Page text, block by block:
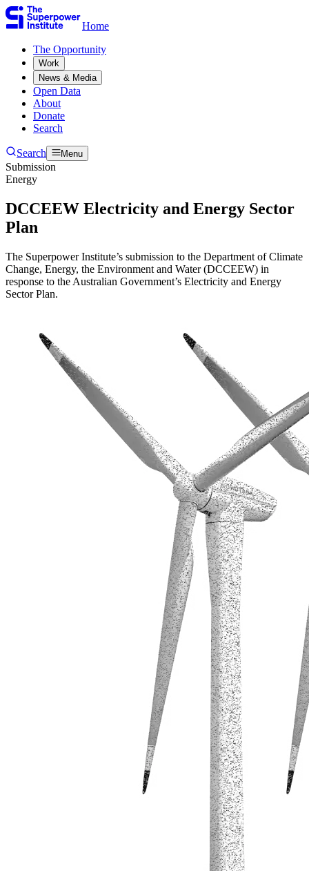
Home
The Opportunity​​​​‌ ‍ ​‍​‍‌‍ ‌ ​‍‌‍‍‌‌‍‌ ‌‍‍‌‌‍ ‍​‍​‍​ ‍‍​‍​‍‌ ​ ‌‍​‌‌‍ ‍‌‍‍‌‌ ‌​‌ ‍‌​‍ ‍‌‍‍‌‌‍ ​‍​‍​‍ ​​‍​‍‌‍‍​‌ ​‍‌‍‌‌‌‍‌‍​‍​‍​ ‍‍​‍​‍‌‍‍​‌ ‌​‌ ‌​‌ ​​​ ‍‍​‍ ​‍ ‌‍ ​‌‍ ‌‍​ ‌‍​‌‌‍ ​‌‍‍​‌‍ ‌ ​ ‌ ‌​​ ‍‍​ ​ ​ ​ ​ ​ ​ ​ ​‍ ‌‍‍‌‌‍ ‍‌ ‌​‌‍‌‌‌‍ ‍‌ ‌​​‍ ‌‍‌‌‌‍‌​‌‍‍‌‌ ‌​​‍ ‌‍ ‌‌‍ ‌‍‌​‌‍‌‌​ ‌‌ ​​‌ ​‍‌‍‌‌‌ ​ ‌‍‌‌‌‍ ‍‌ ‌​‌‍​‌‌ ‌​‌‍‍‌‌‍ ‌‍ ‍​ ‍ ‌‍‍‌‌‍‌​​ ‌​ ​‍​ ‌‍​ ‌‌​ ‌‍​ ​​‌‍‌‌​ ‍​​ ​​​‍ ‌​ ‌ ​ ‌​​ ‌‍​ ‌‌​‍ ‌​ ‌​​ ‍​​ ​ ​ ‍‌​‍ ‌​ ‍​​ ‌‍​ ​‍​ ‍‌​‍ ‌​ ‌‌​ ‌‌​ ‌ ​ ​‍‌‍‌‍​ ‍​​ ​‍​ ‍‌​ ‌‌​ ‍​​ ​​‌‍‌‌​ ‍ ‌ ‌​‌ ‍‌‌ ​​‌‍‌‌​ ‌‌ ​ ‌‍‌‌‌ ‌​‌ ‌​‌‍‍‌‌‍ ‍‌‍‌ ‌ ​ ​ ‍ ‌ ​​‌‍​‌‌ ‌​‌‍‍​​ ‌‌ ​ ‌‍‍‌‌ ‌​‌‍‌‌‌​ ‍‌‍​‌‌ ‌‍‌​‍‌‌ ‌​‌‍‌‌‌‍ ‌‌ ​ ​‍‌‌​ ‌‌‌​​‍‌‌ ‌‍‍ ‌‍‌‌‌ ‍‌​‍‌‌​ ​ ‌​‌​​‍‌‌​ ​ ‌​‌​​‍‌‌​ ​‍​ ​‍‌‍‌‌‌‍​‍‌‍‌‌‌‍​ ‌‍​‍‌‍​‌​ ​​​ ​​​ ​​​ ‌​​ ​​‌‍​ ​‍‌‌​ ​‍​ ​‍​‍‌‌​ ‌‌‌​‌​​‍ ‍‌‍ ​‌‍​‌‌‍​‍‌‍‌‌‌‍ ​​ ‌‍​‍‌‍​‌‌ ​ ‌‍‌‌‌‌‌‌‌ ​‍‌‍ ​​ ‌‌‍‍​‌ ‌​‌ ‌​‌ ​​​‍‌‌​ ​ ‌​​‌​‍‌‌​ ​‍‌​‌‍​‍‌‌​ ​‍‌​‌‍‌‍ ​‌‍ ‌‍​ ‌‍​‌‌‍ ​‌‍‍​‌‍ ‌ ​ ‌ ‌​​‍‌‌​ ​ ‌​​‌​ ​ ​ ​ ​ ​ ​ ​ ​‍‌‍‌‍‍‌‌‍‌​​ ‌​ ​‍​ ‌‍​ ‌‌​ ‌‍​ ​​‌‍‌‌​ ‍​​ ​​​‍ ‌​ ‌ ​ ‌​​ ‌‍​ ‌‌​‍ ‌​ ‌​​ ‍​​ ​ ​ ‍‌​‍ ‌​ ‍​​ ‌‍​ ​‍​ ‍‌​‍ ‌​ ‌‌​ ‌‌​ ‌ ​ ​‍‌‍‌‍​ ‍​​ ​‍​ ‍‌​ ‌‌​ ‍​​ ​​‌‍‌‌​‍‌‍‌ ‌​‌ ‍‌‌ ​​‌‍‌‌​ ‌‌ ​ ‌‍‌‌‌ ‌​‌ ‌​‌‍‍‌‌‍ ‍‌‍‌ ‌ ​ ​‍‌‍‌ ​​‌‍​‌‌ ‌​‌‍‍​​ ‌‌ ​ ‌‍‍‌‌ ‌​‌‍‌‌‌​ ‍‌‍​‌‌ ‌‍‌​‍‌‌ ‌​‌‍‌‌‌‍ ‌‌ ​ ​‍‌‌​ ‌‌‌​​‍‌‌ ‌‍‍ ‌‍‌‌‌ ‍‌​‍‌‌​ ​ ‌​‌​​‍‌‌​ ​ ‌​‌​​‍‌‌​ ​‍​ ​‍‌‍‌‌‌‍​‍‌‍‌‌‌‍​ ‌‍​‍‌‍​‌​ ​​​ ​​​ ​​​ ‌​​ ​​‌‍​ ​‍‌‌​ ​‍​ ​‍​‍‌‌​ ‌‌‌​‌​​‍ ‍‌‍ ​‌‍​‌‌‍​‍‌‍‌‌‌‍ ​​‍‌‍‌ ​​‌‍‌‌‌ ​‍‌ ​ ‌ ​​‌‍‌‌‌‍​ ‌ ‌​‌‍‍‌‌ ‌‍‌‍‌‌​ ‌‌ ​​‌ ‌‌‌‍​‍‌‍ ​‌‍‍‌‌ ​ ‌‍‍​‌‍‌‌‌‍‌​​‍​‍‌ ‌
Work​​​​‌ ‍ ​‍​‍‌‍ ‌ ​‍‌‍‍‌‌‍‌ ‌‍‍‌‌‍ ‍​‍​‍​ ‍‍​‍​‍‌ ​ ‌‍​‌‌‍ ‍‌‍‍‌‌ ‌​‌ ‍‌​‍ ‍‌‍‍‌‌‍ ​‍​‍​‍ ​​‍​‍‌‍‍​‌ ​‍‌‍‌‌‌‍‌‍​‍​‍​ ‍‍​‍​‍‌‍‍​‌ ‌​‌ ‌​‌ ​​​ ‍‍​‍ ​‍ ‌‍ ​‌‍ ‌‍​ ‌‍​‌‌‍ ​‌‍‍​‌‍ ‌ ​ ‌ ‌​​ ‍‍​ ​ ​ ​ ​ ​ ​ ​ ​‍ ‌‍‍‌‌‍ ‍‌ ‌​‌‍‌‌‌‍ ‍‌ ‌​​‍ ‌‍‌‌‌‍‌​‌‍‍‌‌ ‌​​‍ ‌‍ ‌‌‍ ‌‍‌​‌‍‌‌​ ‌‌ ​​‌ ​‍‌‍‌‌‌ ​ ‌‍‌‌‌‍ ‍‌ ‌​‌‍​‌‌ ‌​‌‍‍‌‌‍ ‌‍ ‍​ ‍ ‌‍‍‌‌‍‌​​ ‌​ ​‍​ ‌‍​ ‌‌​ ‌‍​ ​​‌‍‌‌​ ‍​​ ​​​‍ ‌​ ‌ ​ ‌​​ ‌‍​ ‌‌​‍ ‌​ ‌​​ ‍​​ ​ ​ ‍‌​‍ ‌​ ‍​​ ‌‍​ ​‍​ ‍‌​‍ ‌​ ‌‌​ ‌‌​ ‌ ​ ​‍‌‍‌‍​ ‍​​ ​‍​ ‍‌​ ‌‌​ ‍​​ ​​‌‍‌‌​ ‍ ‌ ‌​‌ ‍‌‌ ​​‌‍‌‌​ ‌‌ ​ ‌‍‌‌‌ ‌​‌ ‌​‌‍‍‌‌‍ ‍‌‍‌ ‌ ​ ​ ‍ ‌ ​​‌‍​‌‌ ‌​‌‍‍​​ ‌‌ ​ ‌‍‍‌‌ ‌​‌‍‌‌‌​ ‍‌‍​‌‌ ‌‍‌​‍‌‌ ‌​‌‍‌‌‌‍ ‌‌ ​ ​‍‌‌​ ‌‌‌​​‍‌‌ ‌‍‍ ‌‍‌‌‌ ‍‌​‍‌‌​ ​ ‌​‌​​‍‌‌​ ​ ‌​‌​​‍‌‌​ ​‍​ ​‍​ ‌‌​ ​​‌‍‌‍‌‍​‌‌‍‌​​ ‌‌​ ‌ ‌‍‌‍​ ‌ ‌‍​‌‌‍‌‌​ ​‍​ ‌ ​ ‌​‌‍‌‌​ ‍‌‌‍​ ​ ​​‌‍‌​​ ‍‌​ ​ ​ ‌‌​ ‌‌​ ​‍​ ‌ ​ ‌ ​ ‌‌‌‍‌​‌‍​‌​ ‍‌​ ​​​ ‌ ​‍‌‌​ ​‍​ ​‍​‍‌‌​ ‌‌‌​‌​​‍ ‍‌‍ ​‌‍​‌‌‍​‍‌‍‌‌‌‍ ​​ ‌‍​‍‌‍​‌‌ ​ ‌‍‌‌‌‌‌‌‌ ​‍‌‍ ​​ ‌‌‍‍​‌ ‌​‌ ‌​‌ ​​​‍‌‌​ ​ ‌​​‌​‍‌‌​ ​‍‌​‌‍​‍‌‌​ ​‍‌​‌‍‌‍ ​‌‍ ‌‍​ ‌‍​‌‌‍ ​‌‍‍​‌‍ ‌ ​ ‌ ‌​​‍‌‌​ ​ ‌​​‌​ ​ ​ ​ ​ ​ ​ ​ ​‍‌‍‌‍‍‌‌‍‌​​ ‌​ ​‍​ ‌‍​ ‌‌​ ‌‍​ ​​‌‍‌‌​ ‍​​ ​​​‍ ‌​ ‌ ​ ‌​​ ‌‍​ ‌‌​‍ ‌​ ‌​​ ‍​​ ​ ​ ‍‌​‍ ‌​ ‍​​ ‌‍​ ​‍​ ‍‌​‍ ‌​ ‌‌​ ‌‌​ ‌ ​ ​‍‌‍‌‍​ ‍​​ ​‍​ ‍‌​ ‌‌​ ‍​​ ​​‌‍‌‌​‍‌‍‌ ‌​‌ ‍‌‌ ​​‌‍‌‌​ ‌‌ ​ ‌‍‌‌‌ ‌​‌ ‌​‌‍‍‌‌‍ ‍‌‍‌ ‌ ​ ​‍‌‍‌ ​​‌‍​‌‌ ‌​‌‍‍​​ ‌‌ ​ ‌‍‍‌‌ ‌​‌‍‌‌‌​ ‍‌‍​‌‌ ‌‍‌​‍‌‌ ‌​‌‍‌‌‌‍ ‌‌ ​ ​‍‌‌​ ‌‌‌​​‍‌‌ ‌‍‍ ‌‍‌‌‌ ‍‌​‍‌‌​ ​ ‌​‌​​‍‌‌​ ​ ‌​‌​​‍‌‌​ ​‍​ ​‍​ ‌‌​ ​​‌‍‌‍‌‍​‌‌‍‌​​ ‌‌​ ‌ ‌‍‌‍​ ‌ ‌‍​‌‌‍‌‌​ ​‍​ ‌ ​ ‌​‌‍‌‌​ ‍‌‌‍​ ​ ​​‌‍‌​​ ‍‌​ ​ ​ ‌‌​ ‌‌​ ​‍​ ‌ ​ ‌ ​ ‌‌‌‍‌​‌‍​‌​ ‍‌​ ​​​ ‌ ​‍‌‌​ ​‍​ ​‍​‍‌‌​ ‌‌‌​‌​​‍ ‍‌‍ ​‌‍​‌‌‍​‍‌‍‌‌‌‍ ​​‍‌‍‌ ​​‌‍‌‌‌ ​‍‌ ​ ‌ ​​‌‍‌‌‌‍​ ‌ ‌​‌‍‍‌‌ ‌‍‌‍‌‌​ ‌‌ ​​‌ ‌‌‌‍​‍‌‍ ​‌‍‍‌‌ ​ ‌‍‍​‌‍‌‌‌‍‌​​‍​‍‌ ‌
News & Media​​​​‌ ‍ ​‍​‍‌‍ ‌ ​‍‌‍‍‌‌‍‌ ‌‍‍‌‌‍ ‍​‍​‍​ ‍‍​‍​‍‌ ​ ‌‍​‌‌‍ ‍‌‍‍‌‌ ‌​‌ ‍‌​‍ ‍‌‍‍‌‌‍ ​‍​‍​‍ ​​‍​‍‌‍‍​‌ ​‍‌‍‌‌‌‍‌‍​‍​‍​ ‍‍​‍​‍‌‍‍​‌ ‌​‌ ‌​‌ ​​​ ‍‍​‍ ​‍ ‌‍ ​‌‍ ‌‍​ ‌‍​‌‌‍ ​‌‍‍​‌‍ ‌ ​ ‌ ‌​​ ‍‍​ ​ ​ ​ ​ ​ ​ ​ ​‍ ‌‍‍‌‌‍ ‍‌ ‌​‌‍‌‌‌‍ ‍‌ ‌​​‍ ‌‍‌‌‌‍‌​‌‍‍‌‌ ‌​​‍ ‌‍ ‌‌‍ ‌‍‌​‌‍‌‌​ ‌‌ ​​‌ ​‍‌‍‌‌‌ ​ ‌‍‌‌‌‍ ‍‌ ‌​‌‍​‌‌ ‌​‌‍‍‌‌‍ ‌‍ ‍​ ‍ ‌‍‍‌‌‍‌​​ ‌​ ​‍​ ‌‍​ ‌‌​ ‌‍​ ​​‌‍‌‌​ ‍​​ ​​​‍ ‌​ ‌ ​ ‌​​ ‌‍​ ‌‌​‍ ‌​ ‌​​ ‍​​ ​ ​ ‍‌​‍ ‌​ ‍​​ ‌‍​ ​‍​ ‍‌​‍ ‌​ ‌‌​ ‌‌​ ‌ ​ ​‍‌‍‌‍​ ‍​​ ​‍​ ‍‌​ ‌‌​ ‍​​ ​​‌‍‌‌​ ‍ ‌ ‌​‌ ‍‌‌ ​​‌‍‌‌​ ‌‌ ​ ‌‍‌‌‌ ‌​‌ ‌​‌‍‍‌‌‍ ‍‌‍‌ ‌ ​ ​ ‍ ‌ ​​‌‍​‌‌ ‌​‌‍‍​​ ‌‌ ​ ‌‍‍‌‌ ‌​‌‍‌‌‌​ ‍‌‍​‌‌ ‌‍‌​‍‌‌ ‌​‌‍‌‌‌‍ ‌‌ ​ ​‍‌‌​ ‌‌‌​​‍‌‌ ‌‍‍ ‌‍‌‌‌ ‍‌​‍‌‌​ ​ ‌​‌​​‍‌‌​ ​ ‌​‌​​‍‌‌​ ​‍​ ​‍​ ​​​ ​ ​ ‌‌​ ‍‌​ ‌‍‌‍‌‌‌‍‌​‌‍‌‌​ ‍​​ ​​​ ‌ ​ ‌‌​‍‌‌​ ​‍​ ​‍​‍‌‌​ ‌‌‌​‌​​‍ ‍‌‍ ​‌‍​‌‌‍​‍‌‍‌‌‌‍ ​​ ‌‍​‍‌‍​‌‌ ​ ‌‍‌‌‌‌‌‌‌ ​‍‌‍ ​​ ‌‌‍‍​‌ ‌​‌ ‌​‌ ​​​‍‌‌​ ​ ‌​​‌​‍‌‌​ ​‍‌​‌‍​‍‌‌​ ​‍‌​‌‍‌‍ ​‌‍ ‌‍​ ‌‍​‌‌‍ ​‌‍‍​‌‍ ‌ ​ ‌ ‌​​‍‌‌​ ​ ‌​​‌​ ​ ​ ​ ​ ​ ​ ​ ​‍‌‍‌‍‍‌‌‍‌​​ ‌​ ​‍​ ‌‍​ ‌‌​ ‌‍​ ​​‌‍‌‌​ ‍​​ ​​​‍ ‌​ ‌ ​ ‌​​ ‌‍​ ‌‌​‍ ‌​ ‌​​ ‍​​ ​ ​ ‍‌​‍ ‌​ ‍​​ ‌‍​ ​‍​ ‍‌​‍ ‌​ ‌‌​ ‌‌​ ‌ ​ ​‍‌‍‌‍​ ‍​​ ​‍​ ‍‌​ ‌‌​ ‍​​ ​​‌‍‌‌​‍‌‍‌ ‌​‌ ‍‌‌ ​​‌‍‌‌​ ‌‌ ​ ‌‍‌‌‌ ‌​‌ ‌​‌‍‍‌‌‍ ‍‌‍‌ ‌ ​ ​‍‌‍‌ ​​‌‍​‌‌ ‌​‌‍‍​​ ‌‌ ​ ‌‍‍‌‌ ‌​‌‍‌‌‌​ ‍‌‍​‌‌ ‌‍‌​‍‌‌ ‌​‌‍‌‌‌‍ ‌‌ ​ ​‍‌‌​ ‌‌‌​​‍‌‌ ‌‍‍ ‌‍‌‌‌ ‍‌​‍‌‌​ ​ ‌​‌​​‍‌‌​ ​ ‌​‌​​‍‌‌​ ​‍​ ​‍​ ​​​ ​ ​ ‌‌​ ‍‌​ ‌‍‌‍‌‌‌‍‌​‌‍‌‌​ ‍​​ ​​​ ‌ ​ ‌‌​‍‌‌​ ​‍​ ​‍​‍‌‌​ ‌‌‌​‌​​‍ ‍‌‍ ​‌‍​‌‌‍​‍‌‍‌‌‌‍ ​​‍‌‍‌ ​​‌‍‌‌‌ ​‍‌ ​ ‌ ​​‌‍‌‌‌‍​ ‌ ‌​‌‍‍‌‌ ‌‍‌‍‌‌​ ‌‌ ​​‌ ‌‌‌‍​‍‌‍ ​‌‍‍‌‌ ​ ‌‍‍​‌‍‌‌‌‍‌​​‍​‍‌ ‌
Open Data​​​​‌ ‍ ​‍​‍‌‍ ‌ ​‍‌‍‍‌‌‍‌ ‌‍‍‌‌‍ ‍​‍​‍​ ‍‍​‍​‍‌ ​ ‌‍​‌‌‍ ‍‌‍‍‌‌ ‌​‌ ‍‌​‍ ‍‌‍‍‌‌‍ ​‍​‍​‍ ​​‍​‍‌‍‍​‌ ​‍‌‍‌‌‌‍‌‍​‍​‍​ ‍‍​‍​‍‌‍‍​‌ ‌​‌ ‌​‌ ​​​ ‍‍​‍ ​‍ ‌‍ ​‌‍ ‌‍​ ‌‍​‌‌‍ ​‌‍‍​‌‍ ‌ ​ ‌ ‌​​ ‍‍​ ​ ​ ​ ​ ​ ​ ​ ​‍ ‌‍‍‌‌‍ ‍‌ ‌​‌‍‌‌‌‍ ‍‌ ‌​​‍ ‌‍‌‌‌‍‌​‌‍‍‌‌ ‌​​‍ ‌‍ ‌‌‍ ‌‍‌​‌‍‌‌​ ‌‌ ​​‌ ​‍‌‍‌‌‌ ​ ‌‍‌‌‌‍ ‍‌ ‌​‌‍​‌‌ ‌​‌‍‍‌‌‍ ‌‍ ‍​ ‍ ‌‍‍‌‌‍‌​​ ‌​ ​‍​ ‌‍​ ‌‌​ ‌‍​ ​​‌‍‌‌​ ‍​​ ​​​‍ ‌​ ‌ ​ ‌​​ ‌‍​ ‌‌​‍ ‌​ ‌​​ ‍​​ ​ ​ ‍‌​‍ ‌​ ‍​​ ‌‍​ ​‍​ ‍‌​‍ ‌​ ‌‌​ ‌‌​ ‌ ​ ​‍‌‍‌‍​ ‍​​ ​‍​ ‍‌​ ‌‌​ ‍​​ ​​‌‍‌‌​ ‍ ‌ ‌​‌ ‍‌‌ ​​‌‍‌‌​ ‌‌ ​ ‌‍‌‌‌ ‌​‌ ‌​‌‍‍‌‌‍ ‍‌‍‌ ‌ ​ ​ ‍ ‌ ​​‌‍​‌‌ ‌​‌‍‍​​ ‌‌ ​ ‌‍‍‌‌ ‌​‌‍‌‌‌​ ‍‌‍​‌‌ ‌‍‌​‍‌‌ ‌​‌‍‌‌‌‍ ‌‌ ​ ​‍‌‌​ ‌‌‌​​‍‌‌ ‌‍‍ ‌‍‌‌‌ ‍‌​‍‌‌​ ​ ‌​‌​​‍‌‌​ ​ ‌​‌​​‍‌‌​ ​‍​ ​‍​ ‍​‌‍‌‍‌‍‌​​ ​ ​ ‍​‌‍​‍‌‍‌‌‌‍​ ​ ​‍‌‍​‍​ ‍‌​ ​ ​‍‌‌​ ​‍​ ​‍​‍‌‌​ ‌‌‌​‌​​‍ ‍‌‍ ​‌‍​‌‌‍​‍‌‍‌‌‌‍ ​​ ‌‍​‍‌‍​‌‌ ​ ‌‍‌‌‌‌‌‌‌ ​‍‌‍ ​​ ‌‌‍‍​‌ ‌​‌ ‌​‌ ​​​‍‌‌​ ​ ‌​​‌​‍‌‌​ ​‍‌​‌‍​‍‌‌​ ​‍‌​‌‍‌‍ ​‌‍ ‌‍​ ‌‍​‌‌‍ ​‌‍‍​‌‍ ‌ ​ ‌ ‌​​‍‌‌​ ​ ‌​​‌​ ​ ​ ​ ​ ​ ​ ​ ​‍‌‍‌‍‍‌‌‍‌​​ ‌​ ​‍​ ‌‍​ ‌‌​ ‌‍​ ​​‌‍‌‌​ ‍​​ ​​​‍ ‌​ ‌ ​ ‌​​ ‌‍​ ‌‌​‍ ‌​ ‌​​ ‍​​ ​ ​ ‍‌​‍ ‌​ ‍​​ ‌‍​ ​‍​ ‍‌​‍ ‌​ ‌‌​ ‌‌​ ‌ ​ ​‍‌‍‌‍​ ‍​​ ​‍​ ‍‌​ ‌‌​ ‍​​ ​​‌‍‌‌​‍‌‍‌ ‌​‌ ‍‌‌ ​​‌‍‌‌​ ‌‌ ​ ‌‍‌‌‌ ‌​‌ ‌​‌‍‍‌‌‍ ‍‌‍‌ ‌ ​ ​‍‌‍‌ ​​‌‍​‌‌ ‌​‌‍‍​​ ‌‌ ​ ‌‍‍‌‌ ‌​‌‍‌‌‌​ ‍‌‍​‌‌ ‌‍‌​‍‌‌ ‌​‌‍‌‌‌‍ ‌‌ ​ ​‍‌‌​ ‌‌‌​​‍‌‌ ‌‍‍ ‌‍‌‌‌ ‍‌​‍‌‌​ ​ ‌​‌​​‍‌‌​ ​ ‌​‌​​‍‌‌​ ​‍​ ​‍​ ‍​‌‍‌‍‌‍‌​​ ​ ​ ‍​‌‍​‍‌‍‌‌‌‍​ ​ ​‍‌‍​‍​ ‍‌​ ​ ​‍‌‌​ ​‍​ ​‍​‍‌‌​ ‌‌‌​‌​​‍ ‍‌‍ ​‌‍​‌‌‍​‍‌‍‌‌‌‍ ​​‍‌‍‌ ​​‌‍‌‌‌ ​‍‌ ​ ‌ ​​‌‍‌‌‌‍​ ‌ ‌​‌‍‍‌‌ ‌‍‌‍‌‌​ ‌‌ ​​‌ ‌‌‌‍​‍‌‍ ​‌‍‍‌‌ ​ ‌‍‍​‌‍‌‌‌‍‌​​‍​‍‌ ‌
About​​​​‌ ‍ ​‍​‍‌‍ ‌ ​‍‌‍‍‌‌‍‌ ‌‍‍‌‌‍ ‍​‍​‍​ ‍‍​‍​‍‌ ​ ‌‍​‌‌‍ ‍‌‍‍‌‌ ‌​‌ ‍‌​‍ ‍‌‍‍‌‌‍ ​‍​‍​‍ ​​‍​‍‌‍‍​‌ ​‍‌‍‌‌‌‍‌‍​‍​‍​ ‍‍​‍​‍‌‍‍​‌ ‌​‌ ‌​‌ ​​​ ‍‍​‍ ​‍ ‌‍ ​‌‍ ‌‍​ ‌‍​‌‌‍ ​‌‍‍​‌‍ ‌ ​ ‌ ‌​​ ‍‍​ ​ ​ ​ ​ ​ ​ ​ ​‍ ‌‍‍‌‌‍ ‍‌ ‌​‌‍‌‌‌‍ ‍‌ ‌​​‍ ‌‍‌‌‌‍‌​‌‍‍‌‌ ‌​​‍ ‌‍ ‌‌‍ ‌‍‌​‌‍‌‌​ ‌‌ ​​‌ ​‍‌‍‌‌‌ ​ ‌‍‌‌‌‍ ‍‌ ‌​‌‍​‌‌ ‌​‌‍‍‌‌‍ ‌‍ ‍​ ‍ ‌‍‍‌‌‍‌​​ ‌​ ​‍​ ‌‍​ ‌‌​ ‌‍​ ​​‌‍‌‌​ ‍​​ ​​​‍ ‌​ ‌ ​ ‌​​ ‌‍​ ‌‌​‍ ‌​ ‌​​ ‍​​ ​ ​ ‍‌​‍ ‌​ ‍​​ ‌‍​ ​‍​ ‍‌​‍ ‌​ ‌‌​ ‌‌​ ‌ ​ ​‍‌‍‌‍​ ‍​​ ​‍​ ‍‌​ ‌‌​ ‍​​ ​​‌‍‌‌​ ‍ ‌ ‌​‌ ‍‌‌ ​​‌‍‌‌​ ‌‌ ​ ‌‍‌‌‌ ‌​‌ ‌​‌‍‍‌‌‍ ‍‌‍‌ ‌ ​ ​ ‍ ‌ ​​‌‍​‌‌ ‌​‌‍‍​​ ‌‌ ​ ‌‍‍‌‌ ‌​‌‍‌‌‌​ ‍‌‍​‌‌ ‌‍‌​‍‌‌ ‌​‌‍‌‌‌‍ ‌‌ ​ ​‍‌‌​ ‌‌‌​​‍‌‌ ‌‍‍ ‌‍‌‌‌ ‍‌​‍‌‌​ ​ ‌​‌​​‍‌‌​ ​ ‌​‌​​‍‌‌​ ​‍​ ​‍​ ‌‍​ ​ ‌‍‌‌‌‍​‌‌‍​‍‌‍‌​‌‍‌‌​ ​​​ ‌‍​ ‌ ​ ‌ ​ ‌‌​‍‌‌​ ​‍​ ​‍​‍‌‌​ ‌‌‌​‌​​‍ ‍‌‍ ​‌‍​‌‌‍​‍‌‍‌‌‌‍ ​​ ‌‍​‍‌‍​‌‌ ​ ‌‍‌‌‌‌‌‌‌ ​‍‌‍ ​​ ‌‌‍‍​‌ ‌​‌ ‌​‌ ​​​‍‌‌​ ​ ‌​​‌​‍‌‌​ ​‍‌​‌‍​‍‌‌​ ​‍‌​‌‍‌‍ ​‌‍ ‌‍​ ‌‍​‌‌‍ ​‌‍‍​‌‍ ‌ ​ ‌ ‌​​‍‌‌​ ​ ‌​​‌​ ​ ​ ​ ​ ​ ​ ​ ​‍‌‍‌‍‍‌‌‍‌​​ ‌​ ​‍​ ‌‍​ ‌‌​ ‌‍​ ​​‌‍‌‌​ ‍​​ ​​​‍ ‌​ ‌ ​ ‌​​ ‌‍​ ‌‌​‍ ‌​ ‌​​ ‍​​ ​ ​ ‍‌​‍ ‌​ ‍​​ ‌‍​ ​‍​ ‍‌​‍ ‌​ ‌‌​ ‌‌​ ‌ ​ ​‍‌‍‌‍​ ‍​​ ​‍​ ‍‌​ ‌‌​ ‍​​ ​​‌‍‌‌​‍‌‍‌ ‌​‌ ‍‌‌ ​​‌‍‌‌​ ‌‌ ​ ‌‍‌‌‌ ‌​‌ ‌​‌‍‍‌‌‍ ‍‌‍‌ ‌ ​ ​‍‌‍‌ ​​‌‍​‌‌ ‌​‌‍‍​​ ‌‌ ​ ‌‍‍‌‌ ‌​‌‍‌‌‌​ ‍‌‍​‌‌ ‌‍‌​‍‌‌ ‌​‌‍‌‌‌‍ ‌‌ ​ ​‍‌‌​ ‌‌‌​​‍‌‌ ‌‍‍ ‌‍‌‌‌ ‍‌​‍‌‌​ ​ ‌​‌​​‍‌‌​ ​ ‌​‌​​‍‌‌​ ​‍​ ​‍​ ‌‍​ ​ ‌‍‌‌‌‍​‌‌‍​‍‌‍‌​‌‍‌‌​ ​​​ ‌‍​ ‌ ​ ‌ ​ ‌‌​‍‌‌​ ​‍​ ​‍​‍‌‌​ ‌‌‌​‌​​‍ ‍‌‍ ​‌‍​‌‌‍​‍‌‍‌‌‌‍ ​​‍‌‍‌ ​​‌‍‌‌‌ ​‍‌ ​ ‌ ​​‌‍‌‌‌‍​ ‌ ‌​‌‍‍‌‌ ‌‍‌‍‌‌​ ‌‌ ​​‌ ‌‌‌‍​‍‌‍ ​‌‍‍‌‌ ​ ‌‍‍​‌‍‌‌‌‍‌​​‍​‍‌ ‌
Donate​​​​‌ ‍ ​‍​‍‌‍ ‌ ​‍‌‍‍‌‌‍‌ ‌‍‍‌‌‍ ‍​‍​‍​ ‍‍​‍​‍‌ ​ ‌‍​‌‌‍ ‍‌‍‍‌‌ ‌​‌ ‍‌​‍ ‍‌‍‍‌‌‍ ​‍​‍​‍ ​​‍​‍‌‍‍​‌ ​‍‌‍‌‌‌‍‌‍​‍​‍​ ‍‍​‍​‍‌‍‍​‌ ‌​‌ ‌​‌ ​​​ ‍‍​‍ ​‍ ‌‍ ​‌‍ ‌‍​ ‌‍​‌‌‍ ​‌‍‍​‌‍ ‌ ​ ‌ ‌​​ ‍‍​ ​ ​ ​ ​ ​ ​ ​ ​‍ ‌‍‍‌‌‍ ‍‌ ‌​‌‍‌‌‌‍ ‍‌ ‌​​‍ ‌‍‌‌‌‍‌​‌‍‍‌‌ ‌​​‍ ‌‍ ‌‌‍ ‌‍‌​‌‍‌‌​ ‌‌ ​​‌ ​‍‌‍‌‌‌ ​ ‌‍‌‌‌‍ ‍‌ ‌​‌‍​‌‌ ‌​‌‍‍‌‌‍ ‌‍ ‍​ ‍ ‌‍‍‌‌‍‌​​ ‌​ ​‍​ ‌‍​ ‌‌​ ‌‍​ ​​‌‍‌‌​ ‍​​ ​​​‍ ‌​ ‌ ​ ‌​​ ‌‍​ ‌‌​‍ ‌​ ‌​​ ‍​​ ​ ​ ‍‌​‍ ‌​ ‍​​ ‌‍​ ​‍​ ‍‌​‍ ‌​ ‌‌​ ‌‌​ ‌ ​ ​‍‌‍‌‍​ ‍​​ ​‍​ ‍‌​ ‌‌​ ‍​​ ​​‌‍‌‌​ ‍ ‌ ‌​‌ ‍‌‌ ​​‌‍‌‌​ ‌‌ ​ ‌‍‌‌‌ ‌​‌ ‌​‌‍‍‌‌‍ ‍‌‍‌ ‌ ​ ​ ‍ ‌ ​​‌‍​‌‌ ‌​‌‍‍​​ ‌‌ ​ ‌‍‍‌‌ ‌​‌‍‌‌‌​ ‍‌‍​‌‌ ‌‍‌​‍‌‌ ‌​‌‍‌‌‌‍ ‌‌ ​ ​‍‌‌​ ‌‌‌​​‍‌‌ ‌‍‍ ‌‍‌‌‌ ‍‌​‍‌‌​ ​ ‌​‌​​‍‌‌​ ​ ‌​‌​​‍‌‌​ ​‍​ ​‍​ ‌​​ ‍‌​ ‌‍​ ​ ​ ‍​‌‍​ ​ ‌‌​ ​‍‌‍‌‌​ ​‍​ ‌‌‌‍‌‌​‍‌‌​ ​‍​ ​‍​‍‌‌​ ‌‌‌​‌​​‍ ‍‌‍ ​‌‍​‌‌‍​‍‌‍‌‌‌‍ ​​ ‌‍​‍‌‍​‌‌ ​ ‌‍‌‌‌‌‌‌‌ ​‍‌‍ ​​ ‌‌‍‍​‌ ‌​‌ ‌​‌ ​​​‍‌‌​ ​ ‌​​‌​‍‌‌​ ​‍‌​‌‍​‍‌‌​ ​‍‌​‌‍‌‍ ​‌‍ ‌‍​ ‌‍​‌‌‍ ​‌‍‍​‌‍ ‌ ​ ‌ ‌​​‍‌‌​ ​ ‌​​‌​ ​ ​ ​ ​ ​ ​ ​ ​‍‌‍‌‍‍‌‌‍‌​​ ‌​ ​‍​ ‌‍​ ‌‌​ ‌‍​ ​​‌‍‌‌​ ‍​​ ​​​‍ ‌​ ‌ ​ ‌​​ ‌‍​ ‌‌​‍ ‌​ ‌​​ ‍​​ ​ ​ ‍‌​‍ ‌​ ‍​​ ‌‍​ ​‍​ ‍‌​‍ ‌​ ‌‌​ ‌‌​ ‌ ​ ​‍‌‍‌‍​ ‍​​ ​‍​ ‍‌​ ‌‌​ ‍​​ ​​‌‍‌‌​‍‌‍‌ ‌​‌ ‍‌‌ ​​‌‍‌‌​ ‌‌ ​ ‌‍‌‌‌ ‌​‌ ‌​‌‍‍‌‌‍ ‍‌‍‌ ‌ ​ ​‍‌‍‌ ​​‌‍​‌‌ ‌​‌‍‍​​ ‌‌ ​ ‌‍‍‌‌ ‌​‌‍‌‌‌​ ‍‌‍​‌‌ ‌‍‌​‍‌‌ ‌​‌‍‌‌‌‍ ‌‌ ​ ​‍‌‌​ ‌‌‌​​‍‌‌ ‌‍‍ ‌‍‌‌‌ ‍‌​‍‌‌​ ​ ‌​‌​​‍‌‌​ ​ ‌​‌​​‍‌‌​ ​‍​ ​‍​ ‌​​ ‍‌​ ‌‍​ ​ ​ ‍​‌‍​ ​ ‌‌​ ​‍‌‍‌‌​ ​‍​ ‌‌‌‍‌‌​‍‌‌​ ​‍​ ​‍​‍‌‌​ ‌‌‌​‌​​‍ ‍‌‍ ​‌‍​‌‌‍​‍‌‍‌‌‌‍ ​​‍‌‍‌ ​​‌‍‌‌‌ ​‍‌ ​ ‌ ​​‌‍‌‌‌‍​ ‌ ‌​‌‍‍‌‌ ‌‍‌‍‌‌​ ‌‌ ​​‌ ‌‌‌‍​‍‌‍ ​‌‍‍‌‌ ​ ‌‍‍​‌‍‌‌‌‍‌​​‍​‍‌ ‌
Search
Search Menu
Submission
Energy​​​​‌ ‍ ​‍​‍‌‍ ‌ ​‍‌‍‍‌‌‍‌ ‌‍‍‌‌‍ ‍​‍​‍​ ‍‍​‍​‍‌ ​ ‌‍​‌‌‍ ‍‌‍‍‌‌ ‌​‌ ‍‌​‍ ‍‌‍‍‌‌‍ ​‍​‍​‍ ​​‍​‍‌‍‍​‌ ​‍‌‍‌‌‌‍‌‍​‍​‍​ ‍‍​‍​‍‌‍‍​‌ ‌​‌ ‌​‌ ​​​ ‍‍​‍ ​‍ ‌‍ ​‌‍ ‌‍​ ‌‍​‌‌‍ ​‌‍‍​‌‍ ‌ ​ ‌ ‌​​ ‍‍​ ​ ​ ​ ​ ​ ​ ​ ​‍ ‌‍‍‌‌‍ ‍‌ ‌​‌‍‌‌‌‍ ‍‌ ‌​​‍ ‌‍‌‌‌‍‌​‌‍‍‌‌ ‌​​‍ ‌‍ ‌‌‍ ‌‍‌​‌‍‌‌​ ‌‌ ​​‌ ​‍‌‍‌‌‌ ​ ‌‍‌‌‌‍ ‍‌ ‌​‌‍​‌‌ ‌​‌‍‍‌‌‍ ‌‍ ‍​ ‍ ‌‍‍‌‌‍‌​​ ‌​ ‌ ​ ‌‍‌‍​ ​ ‌​‌‍​‌​ ‍​‌‍‌‍​ ‌ ​‍ ‌‌‍​ ​ ​​​ ‌‍‌‍​ ​‍ ‌​ ‌​​ ‍​​ ‌‍‌‍​‍​‍ ‌‌‍​‌​ ​‍​ ​ ​ ​‌​‍ ‌​ ‌‍‌‍​‍‌‍‌‌‌‍‌‍‌‍‌​​ ​‍​ ‌ ​ ​ ​ ‌‌​ ​‍​ ‌ ‌‍‌‌​ ‍ ‌ ‌​‌ ‍‌‌ ​​‌‍‌‌​ ‌‌ ‌​‌‍‍​‌‍‌‌‌‍ ‌‌‍‌‌​ ‍ ‌ ​​‌‍​‌‌ ‌​‌‍‍​​ ‌‌‍ ‍‌‍​‌‌‍ ‌‌‍‌‌​ ‌‍​‍‌‍​‌‌ ​ ‌‍‌‌‌‌‌‌‌ ​‍‌‍ ​​ ‌‌‍‍​‌ ‌​‌ ‌​‌ ​​​‍‌‌​ ​ ‌​​‌​‍‌‌​ ​‍‌​‌‍​‍‌‌​ ​‍‌​‌‍‌‍ ​‌‍ ‌‍​ ‌‍​‌‌‍ ​‌‍‍​‌‍ ‌ ​ ‌ ‌​​‍‌‌​ ​ ‌​​‌​ ​ ​ ​ ​ ​ ​ ​ ​‍‌‍‌‍‍‌‌‍‌​​ ‌​ ‌ ​ ‌‍‌‍​ ​ ‌​‌‍​‌​ ‍​‌‍‌‍​ ‌ ​‍ ‌‌‍​ ​ ​​​ ‌‍‌‍​ ​‍ ‌​ ‌​​ ‍​​ ‌‍‌‍​‍​‍ ‌‌‍​‌​ ​‍​ ​ ​ ​‌​‍ ‌​ ‌‍‌‍​‍‌‍‌‌‌‍‌‍‌‍‌​​ ​‍​ ‌ ​ ​ ​ ‌‌​ ​‍​ ‌ ‌‍‌‌​‍‌‍‌ ‌​‌ ‍‌‌ ​​‌‍‌‌​ ‌‌ ‌​‌‍‍​‌‍‌‌‌‍ ‌‌‍‌‌​‍‌‍‌ ​​‌‍​‌‌ ‌​‌‍‍​​ ‌‌‍ ‍‌‍​‌‌‍ ‌‌‍‌‌​‍‌‍‌ ​​‌‍‌‌‌ ​‍‌ ​ ‌ ​​‌‍‌‌‌‍​ ‌ ‌​‌‍‍‌‌ ‌‍‌‍‌‌​ ‌‌ ​​‌ ‌‌‌‍​‍‌‍ ​‌‍‍‌‌ ​ ‌‍‍​‌‍‌‌‌‍‌​​‍​‍‌ ‌
DCCEEW Electricity and Energy Sector
Plan​​​​‌ ‍ ​‍​‍‌‍ ‌ ​‍‌‍‍‌‌‍‌ ‌‍‍‌‌‍ ‍​‍​‍​ ‍‍​‍​‍‌ ​ ‌‍​‌‌‍ ‍‌‍‍‌‌ ‌​‌ ‍‌​‍ ‍‌‍‍‌‌‍ ​‍​‍​‍ ​​‍​‍‌‍‍​‌ ​‍‌‍‌‌‌‍‌‍​‍​‍​ ‍‍​‍​‍‌‍‍​‌ ‌​‌ ‌​‌ ​​​ ‍‍​‍ ​‍ ‌‍ ​‌‍ ‌‍​ ‌‍​‌‌‍ ​‌‍‍​‌‍ ‌ ​ ‌ ‌​​ ‍‍​ ​ ​ ​ ​ ​ ​ ​ ​‍ ‌‍‍‌‌‍ ‍‌ ‌​‌‍‌‌‌‍ ‍‌ ‌​​‍ ‌‍‌‌‌‍‌​‌‍‍‌‌ ‌​​‍ ‌‍ ‌‌‍ ‌‍‌​‌‍‌‌​ ‌‌ ​​‌ ​‍‌‍‌‌‌ ​ ‌‍‌‌‌‍ ‍‌ ‌​‌‍​‌‌ ‌​‌‍‍‌‌‍ ‌‍ ‍​ ‍ ‌‍‍‌‌‍‌​​ ‌​ ‌ ​ ​‌​ ​ ‌‍​ ​ ​‌​ ‌​​ ‌ ‌‍​‌​‍ ‌​ ‌‍‌‍‌‌‌‍‌​​ ‌‌​‍ ‌​ ‌​‌‍​ ‌‍​‍​ ‌‌​‍ ‌‌‍​‌​ ‌​​ ‌ ​ ​ ​‍ ‌​ ​‍‌‍​‍​ ​​‌‍​‍​ ‌‌‌‍​‍​ ​ ‌‍‌‍​ ​​​ ‌‍​ ​‌​ ‍‌​ ‍ ‌ ‌​‌ ‍‌‌ ​​‌‍‌‌​ ‌‌ ‌ ‌‍ ‌ ​‍‌‍‍ ​ ‍ ‌ ​​‌‍​‌‌ ‌​‌‍‍​​ ‌‌ ‌​‌‍‍‌‌ ‌​‌‍ ​‌‍‌‌​ ‌‍​‍‌‍​‌‌ ​ ‌‍‌‌‌‌‌‌‌ ​‍‌‍ ​​ ‌‌‍‍​‌ ‌​‌ ‌​‌ ​​​‍‌‌​ ​ ‌​​‌​‍‌‌​ ​‍‌​‌‍​‍‌‌​ ​‍‌​‌‍‌‍ ​‌‍ ‌‍​ ‌‍​‌‌‍ ​‌‍‍​‌‍ ‌ ​ ‌ ‌​​‍‌‌​ ​ ‌​​‌​ ​ ​ ​ ​ ​ ​ ​ ​‍‌‍‌‍‍‌‌‍‌​​ ‌​ ‌ ​ ​‌​ ​ ‌‍​ ​ ​‌​ ‌​​ ‌ ‌‍​‌​‍ ‌​ ‌‍‌‍‌‌‌‍‌​​ ‌‌​‍ ‌​ ‌​‌‍​ ‌‍​‍​ ‌‌​‍ ‌‌‍​‌​ ‌​​ ‌ ​ ​ ​‍ ‌​ ​‍‌‍​‍​ ​​‌‍​‍​ ‌‌‌‍​‍​ ​ ‌‍‌‍​ ​​​ ‌‍​ ​‌​ ‍‌​‍‌‍‌ ‌​‌ ‍‌‌ ​​‌‍‌‌​ ‌‌ ‌ ‌‍ ‌ ​‍‌‍‍ ​‍‌‍‌ ​​‌‍​‌‌ ‌​‌‍‍​​ ‌‌ ‌​‌‍‍‌‌ ‌​‌‍ ​‌‍‌‌​‍‌‍‌ ​​‌‍‌‌‌ ​‍‌ ​ ‌ ​​‌‍‌‌‌‍​ ‌ ‌​‌‍‍‌‌ ‌‍‌‍‌‌​ ‌‌ ​​‌ ‌‌‌‍​‍‌‍ ​‌‍‍‌‌ ​ ‌‍‍​‌‍‌‌‌‍‌​​‍​‍‌ ‌
The Superpower Institute’s submission to the Department of Climate
Change, Energy, the Environment and Water (DCCEEW) in
response to the Australian Government’s Electricity and Energy
Sector Plan.​​​​‌ ‍ ​‍​‍‌‍ ‌ ​‍‌‍‍‌‌‍‌ ‌‍‍‌‌‍ ‍​‍​‍​ ‍‍​‍​‍‌ ​ ‌‍​‌‌‍ ‍‌‍‍‌‌ ‌​‌ ‍‌​‍ ‍‌‍‍‌‌‍ ​‍​‍​‍ ​​‍​‍‌‍‍​‌ ​‍‌‍‌‌‌‍‌‍​‍​‍​ ‍‍​‍​‍‌‍‍​‌ ‌​‌ ‌​‌ ​​​ ‍‍​‍ ​‍ ‌‍ ​‌‍ ‌‍​ ‌‍​‌‌‍ ​‌‍‍​‌‍ ‌ ​ ‌ ‌​​ ‍‍​ ​ ​ ​ ​ ​ ​ ​ ​‍ ‌‍‍‌‌‍ ‍‌ ‌​‌‍‌‌‌‍ ‍‌ ‌​​‍ ‌‍‌‌‌‍‌​‌‍‍‌‌ ‌​​‍ ‌‍ ‌‌‍ ‌‍‌​‌‍‌‌​ ‌‌ ​​‌ ​‍‌‍‌‌‌ ​ ‌‍‌‌‌‍ ‍‌ ‌​‌‍​‌‌ ‌​‌‍‍‌‌‍ ‌‍ ‍​ ‍ ‌‍‍‌‌‍‌​​ ‌​ ‌ ​ ​‌​ ​ ‌‍​ ​ ​‌​ ‌​​ ‌ ‌‍​‌​‍ ‌​ ‌‍‌‍‌‌‌‍‌​​ ‌‌​‍ ‌​ ‌​‌‍​ ‌‍​‍​ ‌‌​‍ ‌‌‍​‌​ ‌​​ ‌ ​ ​ ​‍ ‌​ ​‍‌‍​‍​ ​​‌‍​‍​ ‌‌‌‍​‍​ ​ ‌‍‌‍​ ​​​ ‌‍​ ​‌​ ‍‌​ ‍ ‌ ‌​‌ ‍‌‌ ​​‌‍‌‌​ ‌‌ ‌ ‌‍ ‌ ​‍‌‍‍ ​ ‍ ‌ ​​‌‍​‌‌ ‌​‌‍‍​​ ‌‌‍‌​‌‍‌‌‌ ​ ‌‍​ ‌ ​‍‌‍‍‌‌ ​​‌ ‌​‌‍‍‌‌‍ ‌‍ ‍​‍‌‌​ ‌‌‌​​‍‌‌ ‌‍‍ ‌‍‌‌‌ ‍‌​‍‌‌​ ​ ‌​‌​​‍‌‌​ ​ ‌​‌​​‍‌‌​ ​‍​ ​‍​ ​‌​ ​‌‌‍​ ​ ‌‍​ ‌​‌‍‌​​ ​‍‌‍‌‌‌‍​ ​ ‌‌‌‍​‌​ ​ ​‍‌‌​ ​‍​ ​‍​‍‌‌​ ‌‌‌​‌​​‍ ‍‌‍​ ‌‍‍​‌‍‍‌‌‍ ​‌‍‌​‌ ​‍‌‍‌‌‌‍ ‍​‍‌‌​ ‌‌‌​​‍‌‌ ‌‍‍ ‌‍‌‌‌ ‍‌​‍‌‌​ ​ ‌​‌​​‍‌‌​ ​ ‌​‌​​‍‌‌​ ​‍​ ​‍‌‍​‍​ ‌​‌‍‌​‌‍​ ​ ​ ​ ​​‌‍​‌​ ‌​‌‍​‌​ ‌ ‌‍‌‌‌‍‌‍​ ​​​‍‌‌​ ​‍​ ​‍​‍‌‌​ ‌‌‌​‌​​‍ ‍‌ ‌​‌‍‌‌‌ ‍​‌ ‌​​ ‌‍​‍‌‍​‌‌ ​ ‌‍‌‌‌‌‌‌‌ ​‍‌‍ ​​ ‌‌‍‍​‌ ‌​‌ ‌​‌ ​​​‍‌‌​ ​ ‌​​‌​‍‌‌​ ​‍‌​‌‍​‍‌‌​ ​‍‌​‌‍‌‍ ​‌‍ ‌‍​ ‌‍​‌‌‍ ​‌‍‍​‌‍ ‌ ​ ‌ ‌​​‍‌‌​ ​ ‌​​‌​ ​ ​ ​ ​ ​ ​ ​ ​‍‌‍‌‍‍‌‌‍‌​​ ‌​ ‌ ​ ​‌​ ​ ‌‍​ ​ ​‌​ ‌​​ ‌ ‌‍​‌​‍ ‌​ ‌‍‌‍‌‌‌‍‌​​ ‌‌​‍ ‌​ ‌​‌‍​ ‌‍​‍​ ‌‌​‍ ‌‌‍​‌​ ‌​​ ‌ ​ ​ ​‍ ‌​ ​‍‌‍​‍​ ​​‌‍​‍​ ‌‌‌‍​‍​ ​ ‌‍‌‍​ ​​​ ‌‍​ ​‌​ ‍‌​‍‌‍‌ ‌​‌ ‍‌‌ ​​‌‍‌‌​ ‌‌ ‌ ‌‍ ‌ ​‍‌‍‍ ​‍‌‍‌ ​​‌‍​‌‌ ‌​‌‍‍​​ ‌‌‍‌​‌‍‌‌‌ ​ ‌‍​ ‌ ​‍‌‍‍‌‌ ​​‌ ‌​‌‍‍‌‌‍ ‌‍ ‍​‍‌‌​ ‌‌‌​​‍‌‌ ‌‍‍ ‌‍‌‌‌ ‍‌​‍‌‌​ ​ ‌​‌​​‍‌‌​ ​ ‌​‌​​‍‌‌​ ​‍​ ​‍​ ​‌​ ​‌‌‍​ ​ ‌‍​ ‌​‌‍‌​​ ​‍‌‍‌‌‌‍​ ​ ‌‌‌‍​‌​ ​ ​‍‌‌​ ​‍​ ​‍​‍‌‌​ ‌‌‌​‌​​‍ ‍‌‍​ ‌‍‍​‌‍‍‌‌‍ ​‌‍‌​‌ ​‍‌‍‌‌‌‍ ‍​‍‌‌​ ‌‌‌​​‍‌‌ ‌‍‍ ‌‍‌‌‌ ‍‌​‍‌‌​ ​ ‌​‌​​‍‌‌​ ​ ‌​‌​​‍‌‌​ ​‍​ ​‍‌‍​‍​ ‌​‌‍‌​‌‍​ ​ ​ ​ ​​‌‍​‌​ ‌​‌‍​‌​ ‌ ‌‍‌‌‌‍‌‍​ ​​​‍‌‌​ ​‍​ ​‍​‍‌‌​ ‌‌‌​‌​​‍ ‍‌ ‌​‌‍‌‌‌ ‍​‌ ‌​​‍‌‍‌ ​​‌‍‌‌‌ ​‍‌ ​ ‌ ​​‌‍‌‌‌‍​ ‌ ‌​‌‍‍‌‌ ‌‍‌‍‌‌​ ‌‌ ​​‌ ‌‌‌‍​‍‌‍ ​‌‍‍‌‌ ​ ‌‍‍​‌‍‌‌‌‍‌​​‍​‍‌ ‌